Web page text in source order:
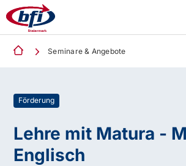
Seminare & Angebote
Förderung
Lehre mit Matura -
Englisch